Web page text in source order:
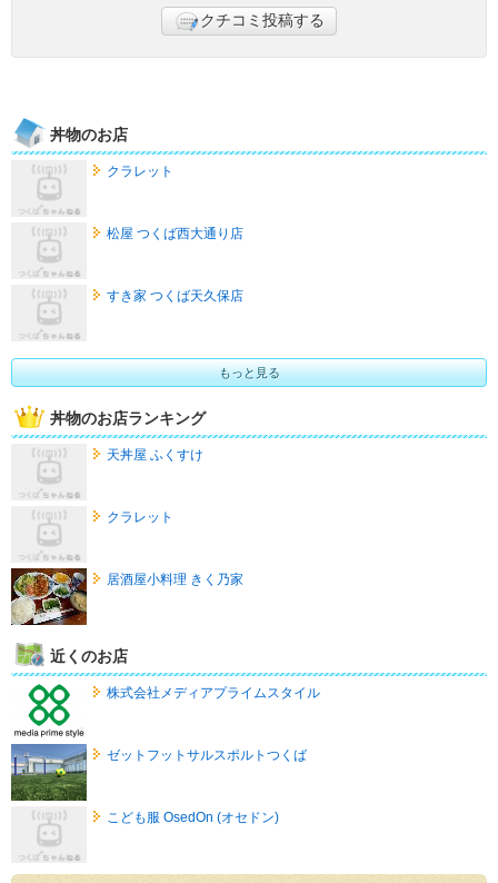
クチコミ投稿する
丼物のお店
クラレット
松屋 つくば西大通り店
すき家 つくば天久保店
もっと見る
丼物のお店ランキング
天丼屋 ふくすけ
クラレット
居酒屋小料理 きく乃家
近くのお店
株式会社メディアプライムスタイル
ゼットフットサルスポルトつくば
こども服 OsedOn (オセドン)